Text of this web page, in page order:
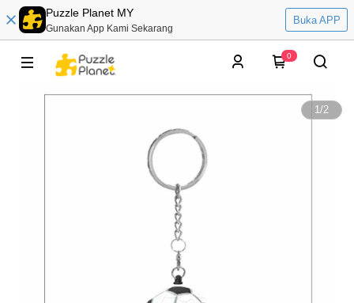
Puzzle Planet MY
Gunakan App Kami Sekarang
Buka APP
0
1/2